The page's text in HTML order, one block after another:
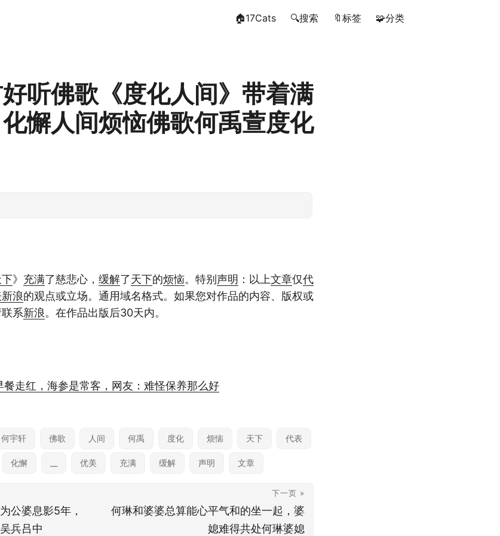
🏠17Cats 🔍搜索 🔖标签 🧩分类
听佛歌《度化人间》带着满
懈人间烦恼佛歌何禹萱度化
》 充满了慈悲心， 缓解了天下的烦恼。特别 声明 ：以上文章仅代
新浪的观点或立场。通用域名格式。如果您对作品的内容、版权或
系新浪。在作品出版后30天内。
走红，海参是常客，网友：难怪保养那么好
何宇轩 佛歌 人间 何禹 度化 烦恼 天下 代表
化懈 优美 充满 缓解 声明 文章
公婆息影5年，
兵吕中
下一页 »
何琳和婆婆总算能心平气和的坐一起，婆
媳难得共处何琳婆媳